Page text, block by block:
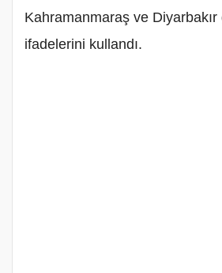
Kahramanmaraş ve
ifadelerini kullandı.